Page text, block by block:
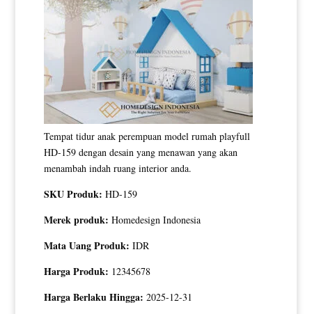
Tempat tidur anak perempuan model rumah playfull
HD-159 dengan desain yang menawan yang akan
menambah indah ruang interior anda.
SKU Produk: HD-159
Merek produk: Homedesign Indonesia
Mata Uang Produk: IDR
Harga Produk: 12345678
Harga Berlaku Hingga: 2025-12-31